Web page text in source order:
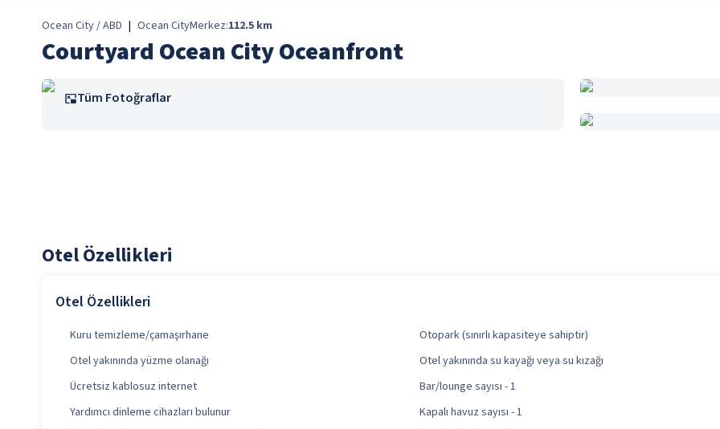
Ocean City / ABD | Ocean CityMerkez:112.5 km
Courtyard Ocean City Oceanfront
Tüm Fotoğraflar
Otel Özellikleri
Otel Özellikleri
Kuru temizleme/çamaşırhane Otopark (sınırlı kapasiteye sahiptir)
Otel yakınında yüzme olanağı
Otel yakınında su kayağı veya su kızağı
Ücretsiz kablosuz internet
Bar/lounge sayısı - 1
Yardımcı dinleme cihazları bulunur
Kapalı havuz sayısı - 1